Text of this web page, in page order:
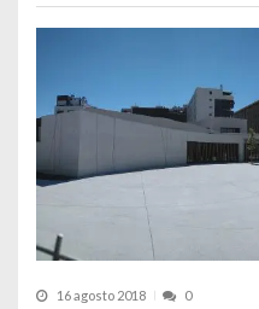
16 agosto 2018 0